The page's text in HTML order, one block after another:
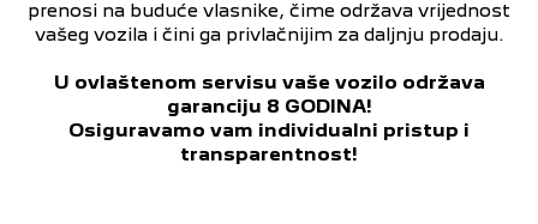
prenosi na buduće vlasnike, čime održava vrijednost
vašeg vozila i čini ga privlačnijim za daljnju prodaju.
U ovlaštenom servisu vaše vozilo održava
garanciju 8 GODINA!
Osiguravamo vam individualni pristup i
transparentnost!